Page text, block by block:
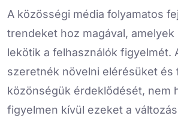
A közösségi média folyamatos
trendeket hoz magával, amelyek
lekötik a felhasználók figyelmét.
szeretnék növelni elérésüket és
közönségük érdeklődését, nem
figyelmen kívül ezeket a